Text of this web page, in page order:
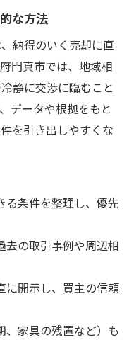
な方法
納得のいく売却に直
門真市では、地域相
静に交渉に臨むこと
データや根拠をもと
を引き出しやすくな
る条件を整理し、優先
去の取引事例や周辺相
に開示し、買主の信頼
、家具の残置など）も